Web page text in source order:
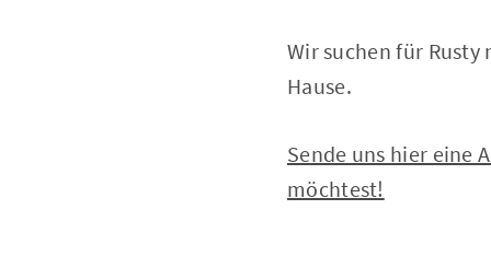
Wir suchen für
Hause.
Sende uns hier eine
möchtest!